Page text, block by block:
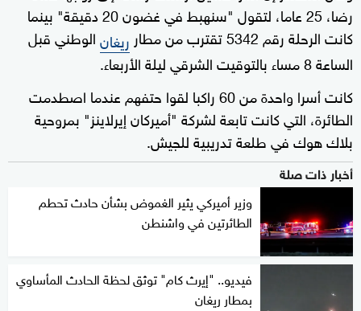
رضا، 25 عاما، لتقول "سنهبط في غضون 20 دقيقة" بينما
كانت الرحلة رقم 5342 تقترب من مطار
ريغانالوطني قبل
الساعة 8 مساء بالتوقيت الشرقي ليلة الأربعاء.
كانت أسرا واحدة من 60 راكبا لقوا حتفهم عندما اصطدمت
الطائرة، التي كانت تابعة لشركة "أميركان إيرلاينز" بمروحية
بلاك هوك في طلعة تدريبية للجيش.
أخبار ذات صلة
وزير أميركي يثير الغموض بشأن حادث تحطم
الطائرتين في واشنطن
فيديو.. "إيرث كام" توثق لحظة الحادث المأساوي
بمطار ريغان